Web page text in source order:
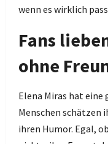
wenn es wirklich
Fans
ohne
Elena Miras hat eine
Menschen schätzen
ihren Humor. Egal,